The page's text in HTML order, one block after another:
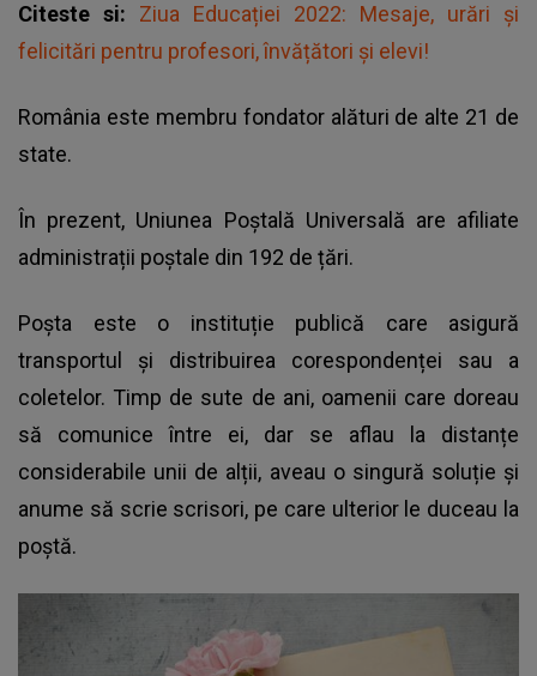
Citeste si: Ziua Educației 2022: Mesaje, urări și
felicitări pentru profesori, învățători și elevi!
România este membru fondator alături de alte 21 de
state.
În prezent, Uniunea Poștală Universală are afiliate
administrații poștale din 192 de țări.
Poșta este o instituție publică care asigură
transportul și distribuirea corespondenței sau a
coletelor. Timp de sute de ani, oamenii care doreau
să comunice între ei, dar se aflau la distanțe
considerabile unii de alții, aveau o singură soluție și
anume să scrie scrisori, pe care ulterior le duceau la
poștă.